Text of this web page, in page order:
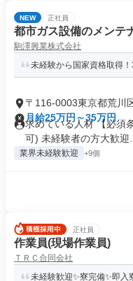
NEW 正社員
都市ガス設備のメンテ
駒澤興業株式会社
未経験から国家資格取得
〒116-0003東京都荒川
月給25万円～35万円
求めている人材 【必須
可) 未経験者の方大歓迎...
業界未経験歓迎 +9個
正社員
作業員(現場作業員)
ＴＲＣ合同会社
未経験歓迎✨寮完備✨即